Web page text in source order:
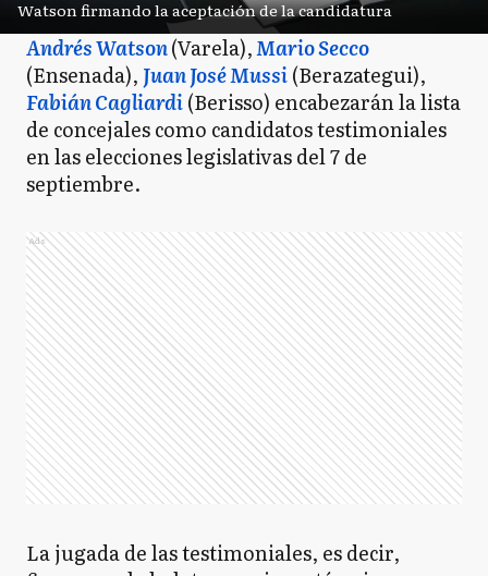
Watson firmando la aceptación de la candidatura
Andrés Watson(Varela),Mario Secco
(Ensenada), Juan José Mussi(Berazategui),
Fabián Cagliardi(Berisso) encabezarán la lista
de concejales como candidatos testimoniales
en las elecciones legislativas del 7 de
septiembre.
Ads
La jugada de las testimoniales, es decir,